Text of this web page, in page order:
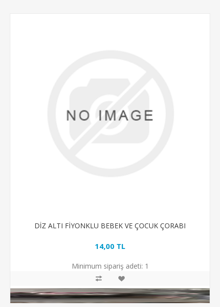
DİZ ALTI FİYONKLU BEBEK VE ÇOCUK ÇORABI
14,00 TL
Minimum sipariş adeti: 1